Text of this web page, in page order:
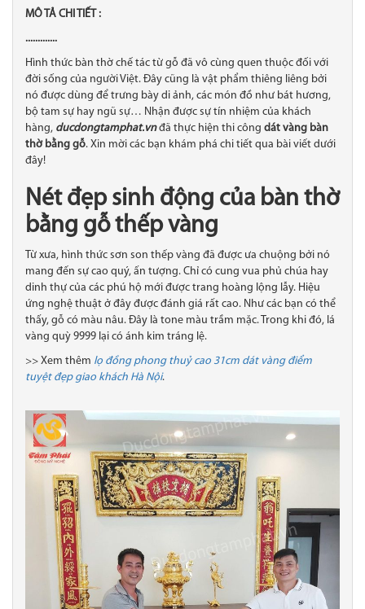
MÔ TẢ CHI TIẾT :
.............
Hình thức bàn thờ chế tác từ gỗ đã vô cùng quen thuộc đối với
đời sống của người Việt. Đây cũng là vật phẩm thiêng liêng bởi
nó được dùng để trưng bày di ảnh, các món đồ như bát hương,
bộ tam sự hay ngũ sự… Nhận được sự tín nhiệm của khách
hàng, ducdongtamphat.vnđã thực hiện thi công dát vàng bàn
thờ bằng gỗ. Xin mời các bạn khám phá chi tiết qua bài viết dưới
đây!
Nét đẹp sinh động của bàn thờ
bằng gỗ thếp vàng
Từ xưa, hình thức sơn son thếp vàng đã được ưa chuộng bởi nó
mang đến sự cao quý, ấn tượng. Chỉ có cung vua phủ chúa hay
dinh thự của các phú hộ mới được trang hoàng lộng lẫy. Hiệu
ứng nghệ thuật ở đây được đánh giá rất cao. Như các bạn có thể
thấy, gỗ có màu nâu. Đây là tone màu trầm mặc. Trong khi đó, lá
vàng quỳ 9999 lại có ánh kim tráng lệ.
>> Xem thêm lọ đồng phong thuỷ cao 31cm dát vàng điểm
tuyệt đẹp giao khách Hà Nội.